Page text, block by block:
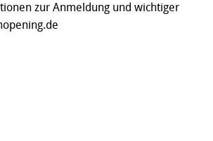
zur Anmeldung und wichtiger